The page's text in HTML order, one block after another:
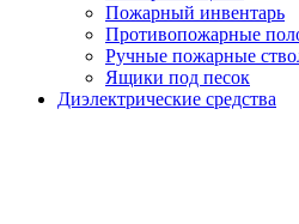
Пожарный инвентарь
Противопожарные
Ручные пожарные
Ящики под песок
Диэлектрические средства